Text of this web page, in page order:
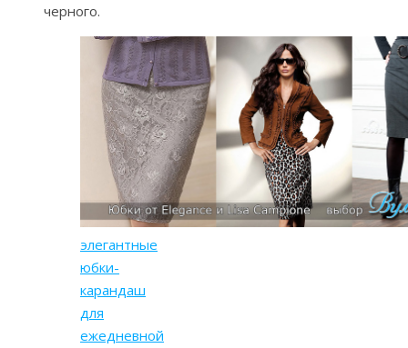
черного.
элегантные
юбки-
карандаш
для
ежедневной